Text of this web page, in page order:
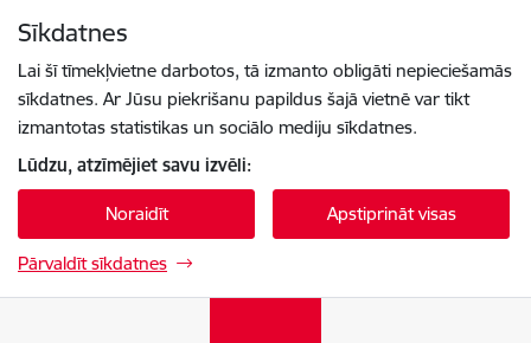
Sīkdatnes
Lai šī tīmekļvietne darbotos, tā izmanto obligāti nepieciešamās
sīkdatnes. Ar Jūsu piekrišanu papildus šajā vietnē var tikt
izmantotas statistikas un sociālo mediju sīkdatnes.
Lūdzu, atzīmējiet savu izvēli:
Noraidīt Apstiprināt visas
Pārvaldīt sīkdatnes